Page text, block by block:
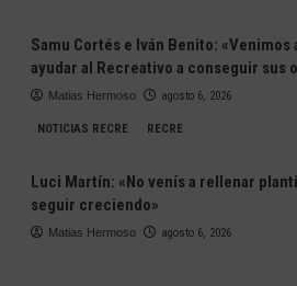
Samu Cortés e Iván Benito:
ayudar al Recreativo a conseguir sus
Matias Hermoso agosto 6, 2026
NOTICIAS RECRE RECRE
Luci Martín: «No venís a rellenar
seguir creciendo»
Matias Hermoso agosto 6, 2026